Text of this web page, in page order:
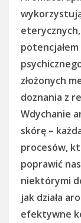
złożonych
doznania z
Wdychanie
skórę –
procesów,
poprawić
niektórymi
jak działa
efektywne